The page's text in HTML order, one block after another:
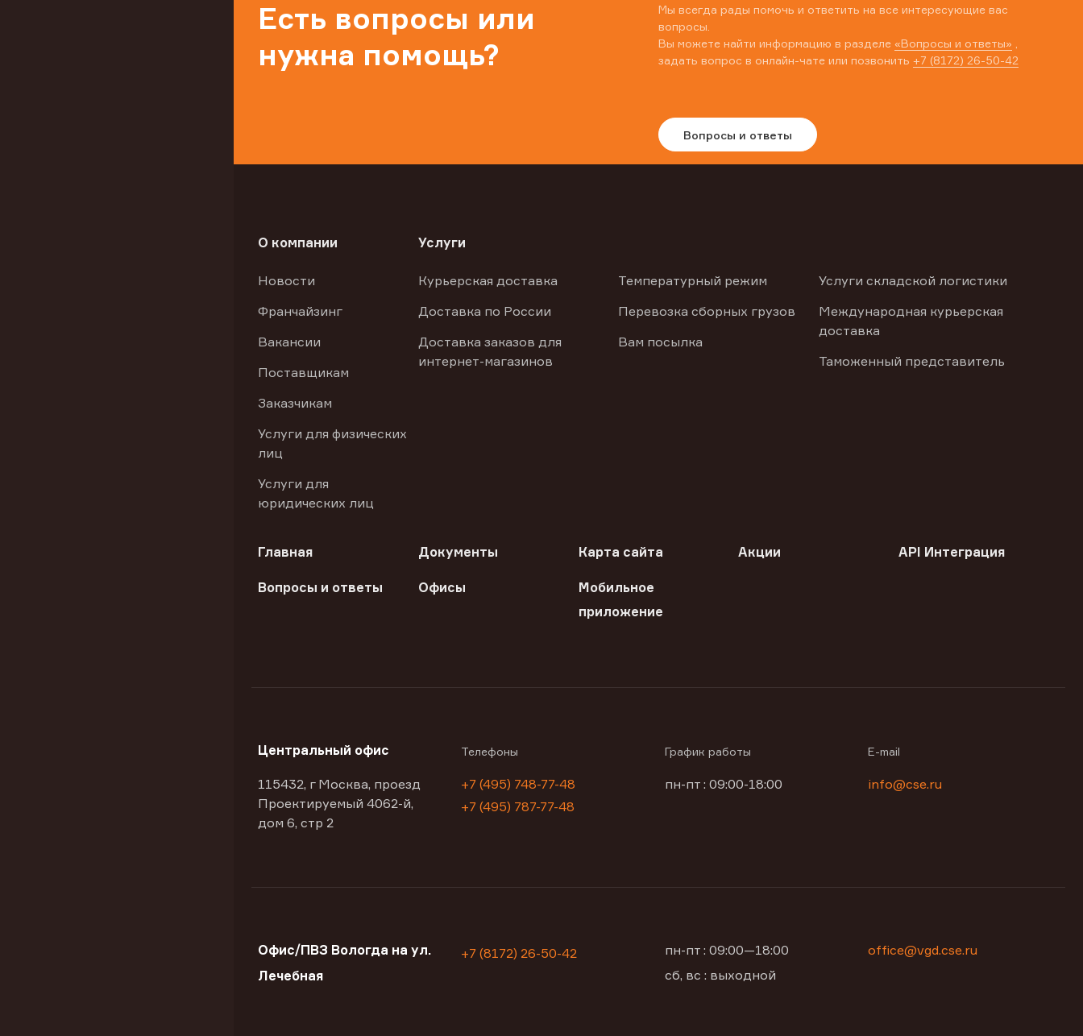
Есть вопросы или
нужна помощь?
Мы всегда рады помочь и ответить на все интересующие вас
вопросы.
Вы можете найти информацию в разделе «Вопросы и ответы»
задать вопрос в онлайн-чате или позвонить +7 (8172) 26-50-42
Вопросы и ответы
О компании
Новости
Франчайзинг
Вакансии
Поставщикам
Заказчикам
Услуги для физических
лиц
Услуги для
юридических лиц
Услуги
Курьерская доставка
Доставка по России
Доставка заказов для
интернет-магазинов
Температурный режим
Перевозка сборных грузов
Вам посылка
Услуги складской логистики
Международная курьерская
доставка
Таможенный представитель
Главная Документы Карта сайта Акции API Интеграция
Вопросы и ответы Офисы
Мобильное
приложение
Центральный офис
115432, г Москва, проезд
Проектируемый 4062-й,
дом 6, стр 2
Телефоны
+7 (495) 748-77-48
+7 (495) 787-77-48
График работы
пн-пт : 09:00-18:00
E-mail
info@cse.ru
Офис/ПВЗ Вологда на ул.
Лечебная
+7 (8172) 26-50-42
пн-пт : 09:00—18:00
сб, вс : выходной
office@vgd.cse.ru